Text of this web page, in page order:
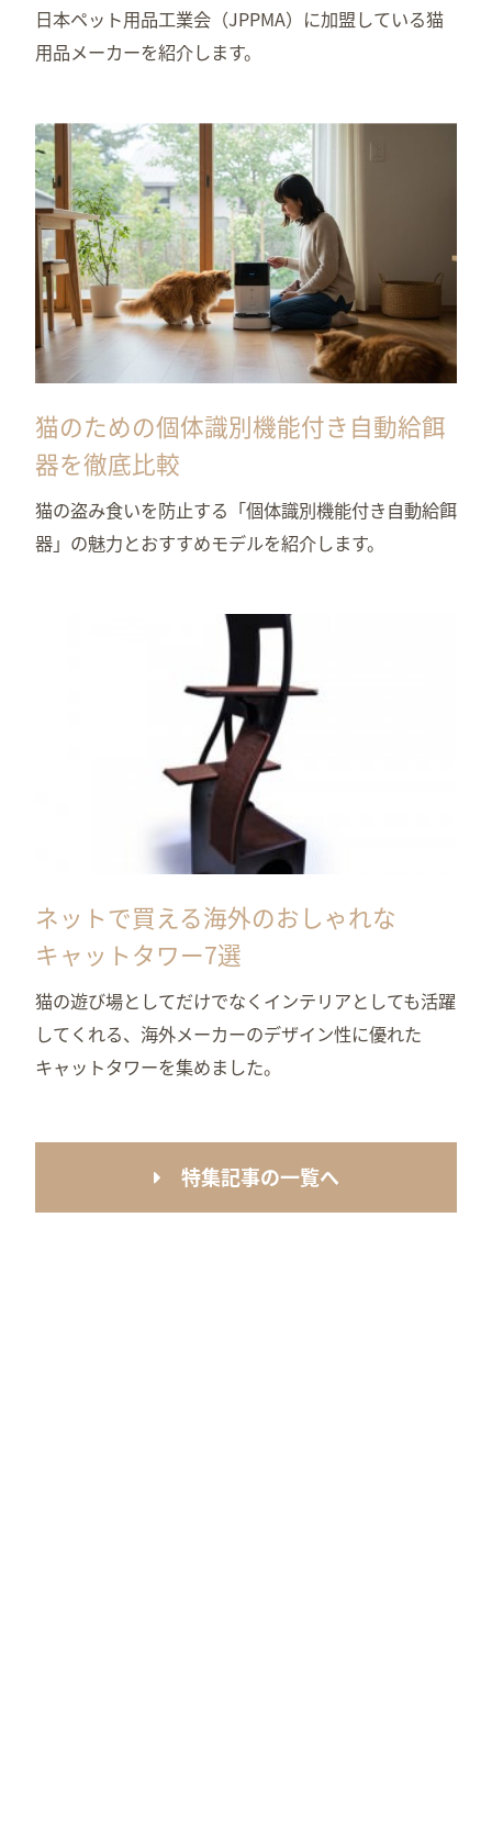
日本ペット用品工業会（JPPMA）に加盟している猫
用品メーカーを紹介します。
猫のための個体識別機能付き自動給餌
器を徹底比較
猫の盗み食いを防止する「個体識別機能付き自動給餌
器」の魅力とおすすめモデルを紹介します。
ネットで買える海外のおしゃれな
キャットタワー7選
猫の遊び場としてだけでなくインテリアとしても活躍
してくれる、海外メーカーのデザイン性に優れた
キャットタワーを集めました。
特集記事の一覧へ